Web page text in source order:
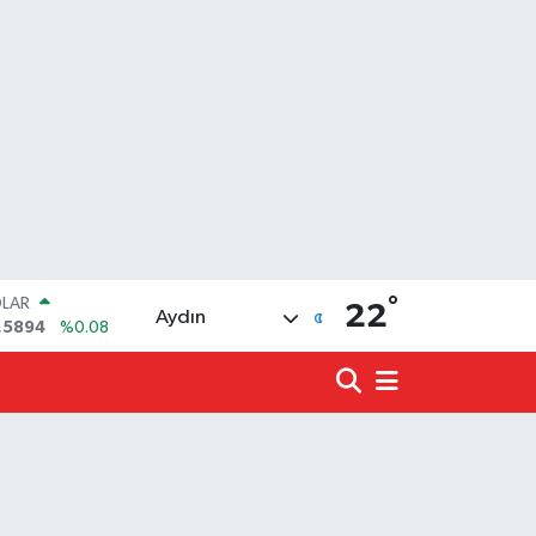
%0.08
Aydın 22°